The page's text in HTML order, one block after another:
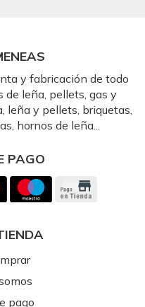
y fabricación de todo
leña, pellets, gas y
leña y pellets, briquetas,
hornos de leña...
PAGO
pago